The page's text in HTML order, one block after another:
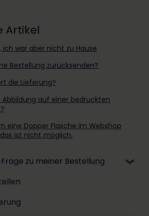
Artikel
ich war aber nicht zu Hause
Bestellung zurücksenden?
die Lieferung?
Abbildung auf einer bedruckten
eine Dopper Flasche im Webshop
ist nicht möglich.
zu meiner Bestellung